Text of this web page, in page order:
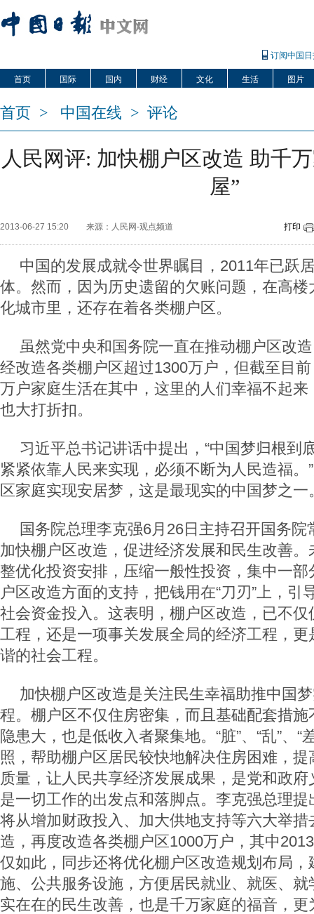
订阅中国
首页 国际 国内 财经 文化 生活 图片
首页 > 中国在线 > 评论
人民网评: 加快棚户区改造 助千
屋”
2013-06-27 15:20 来源：人民网-观点频道 打印
中国的发展成就令世界瞩目，2011年已跃
体。然而，因为历史遗留的欠账问题，在高
化城市里，还存在着各类棚户区。
虽然党中央和国务院一直在推动棚户区改
经改造各类棚户区超过1300万户，但截至目
万户家庭生活在其中，这里的人们幸福不起
也大打折扣。
习近平总书记讲话中提出，“中国梦归根到
紧紧依靠人民来实现，必须不断为人民造福。
区家庭实现安居梦，这是最现实的中国梦之一
国务院总理李克强6月26日主持召开国务
加快棚户区改造，促进经济发展和民生改善
整优化投资安排，压缩一般性投资，集中一
户区改造方面的支持，把钱用在“刀刃”上，引
社会资金投入。这表明，棚户区改造，已不
工程，还是一项事关发展全局的经济工程，
谐的社会工程。
加快棚户区改造是关注民生幸福助推中国
程。棚户区不仅住房密集，而且基础配套措
隐患大，也是低收入者聚集地。“脏”、“乱”、“
照，帮助棚户区居民较快地解决住房困难，
质量，让人民共享经济发展成果，是党和政
是一切工作的出发点和落脚点。李克强总理
将从增加财政投入、加大供地支持等六大举
造，再度改造各类棚户区1000万户，其中
仅如此，同步还将优化棚户区改造规划布局
施、公共服务设施，方便居民就业、就医、
实在在的民生改善，也是千万家庭的福音，